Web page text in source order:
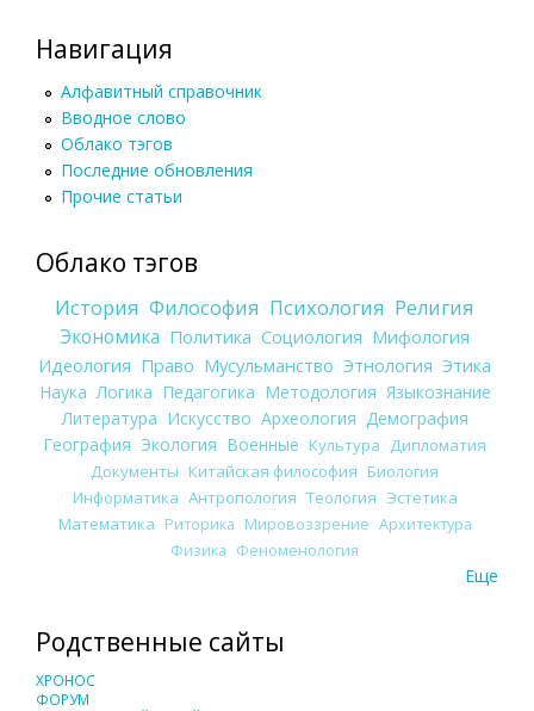
Навигация
Алфавитный справочник
Вводное слово
Облако тэгов
Последние обновления
Прочие статьи
Облако тэгов
История Философия Психология Религия
Экономика Политика Социология Мифология
Идеология Право Мусульманство Этнология Этика
Наука Логика Педагогика Методология Языкознание
Литература Искусство Археология Демография
География Экология Военные Культура
Дипломатия
Документы Китайская философия Биология
Информатика Антропология Теология Эстетика
Математика Риторика Мировоззрение Архитектура
Физика Феноменология
Еще
Родственные сайты
ХРОНОС
ФОРУМ